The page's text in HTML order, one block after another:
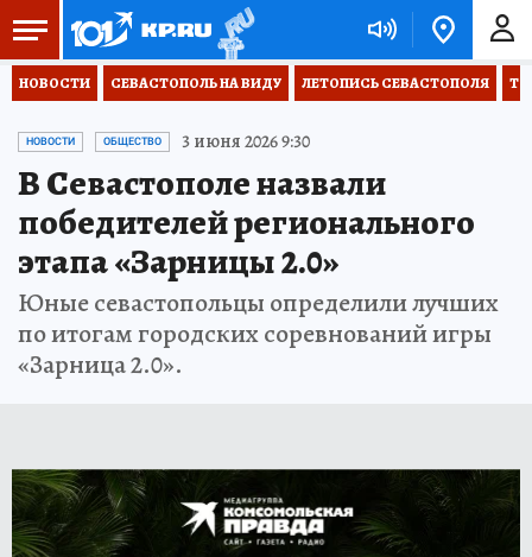
НОВОСТИ СЕВАСТОПОЛЬ НА ВИДУ ЛЕТОПИСЬ СЕВАСТОПОЛЯ
НОВОСТИ ОБЩЕСТВО 3 июня 2026 9:30
В Севастополе назвали
победителей регионального
этапа «Зарницы 2.0»
Юные севастопольцы определили лучших
по итогам городских соревнований игры
«Зарница 2.0».